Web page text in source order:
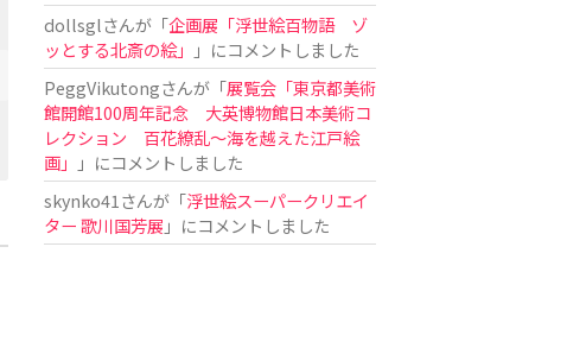
dollsglさんが「企画展「浮世絵百物語 ゾ
ッとする北斎の絵」
」にコメントしました
PeggVikutongさんが「展覧会「東京都美術
館開館100周年記念 大英博物館日本美術コ
レクション 百花繚乱〜海を越えた江戸絵
画」
」にコメントしました
skynko41 さんが「浮世絵スーパークリエイ
ター 歌川国芳展 」にコメントしました